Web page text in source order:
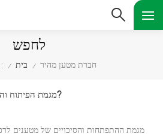
לחפש
אתה / בית / חברת מטען מהיר
מגמת הפיתוח והסיכוי של מטען לרכב חשמלי?
מגמת ההתפתחות והסיכויים של מטענים